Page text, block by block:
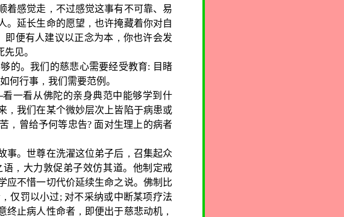
着感觉走 ， 不过感觉这事有不可靠、易
。延长生命的愿望 ，也许掩藏着你对自
即便有人建议以正念为本 ， 你也许会发
见。
的。我们的慈悲心需要经受教育: 目睹
何行事 ， 我们需要范例。
一看从佛陀的亲身典范中能够学到什
，我们在某个微妙层次上皆陷于病患或
， 曾给予何等忠告? 面对生理上的病者
事。世尊在洗濯这位弟子后 ， 召集起众
语 ， 大力敦促弟子效仿其道。 他制定戒
应不惜一切代价延续生命之说。佛制比
，仅罚以小过; 对不采纳或中断某项疗法
终止病人性命者， 即便出于慈悲动机 ，